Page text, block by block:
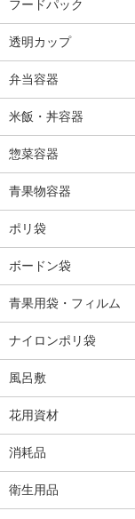
フードパック
透明カップ
弁当容器
米飯・丼容器
惣菜容器
青果物容器
ポリ袋
ボードン袋
青果用袋・フィルム
ナイロンポリ袋
風呂敷
花用資材
消耗品
衛生用品